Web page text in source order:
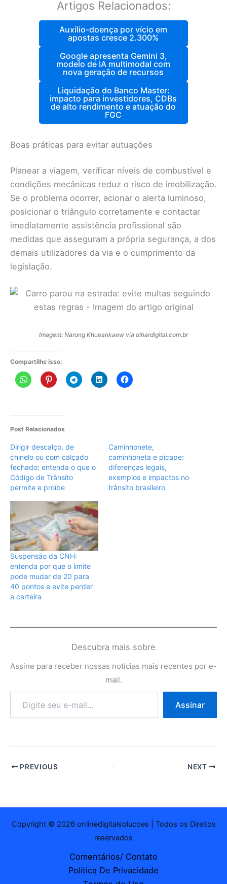
Artigos Relacionados:
Auxílio-doença por vício em
apostas cresce 2.300%
Google apresenta Gemini 3,
modelo de IA multimodal com
nova geração de recursos
Liquidação do Banco Master:
impacto para investidores, CDBs
de alto rendimento e atuação do
FGC
Boas práticas para evitar autuações
Planear a viagem, verificar níveis de combustível e
condições mecânicas reduz o risco de imobilização.
Se o problema ocorrer, acionar o alerta luminoso,
posicionar o triângulo corretamente e contactar
imediatamente assistência profissional são
medidas que asseguram a própria segurança, a dos
demais utilizadores da via e o cumprimento da
legislação.
Imagem: Narong Khueankaew via olhardigital.com.br
Compartilhe isso:
Post Relacionados
Dirigir descalço, de
chinelo ou com calçado
fechado: entenda o que o
Código de Trânsito
permite e proíbe
Caminhonete,
caminhoneta e picape:
diferenças legais,
exemplos e impactos no
trânsito brasileiro
Suspensão da CNH:
entenda por que o limite
pode mudar de 20 para
40 pontos e evite perder
a carteira
Descubra mais sobre
Assine para receber nossas notícias mais recentes por e-
mail.
e-
Assinar
PREVIOUS NEXT
Copyright © 2026 onlinedigitalsolucoes | Todos os Direitos
reservados
Comentários/ Contato
Política De Privacidade